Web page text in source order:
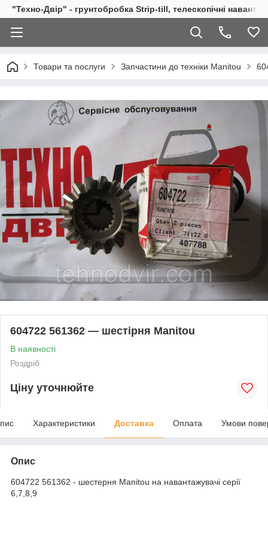
"Техно-Двір" - грунтобробка Strip-till, телескопічні
Товари та послуги Запчастини до техніки Manitou
604722 561362 — шестірня Manitou
В наявності
Роздріб
Ціну уточнюйте
Характеристики Доставка Оплата Умови
Опис
604722 561362 - шестерня Manitou на навантажувачі серії
6,7,8,9